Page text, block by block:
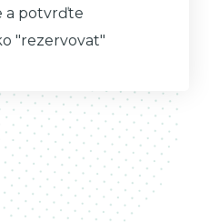
a potvrďte
"rezervovat"